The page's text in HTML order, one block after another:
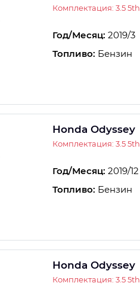
Комплектация: 3.5 5th
Год/Месяц: 2019/3
Топливо: Бензин
Honda Odyssey
Комплектация: 3.5 5th
Год/Месяц: 2019/12
Топливо: Бензин
Honda Odyssey
Комплектация: 3.5 5th